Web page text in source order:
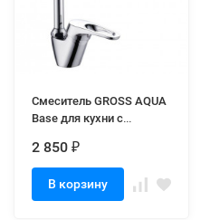
Смеситель GROSS AQUA
Base для кухни с
2 850 ₽
В корзину